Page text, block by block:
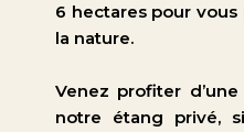
6 hectares pour
la nature.
Venez profiter
notre étang privé,